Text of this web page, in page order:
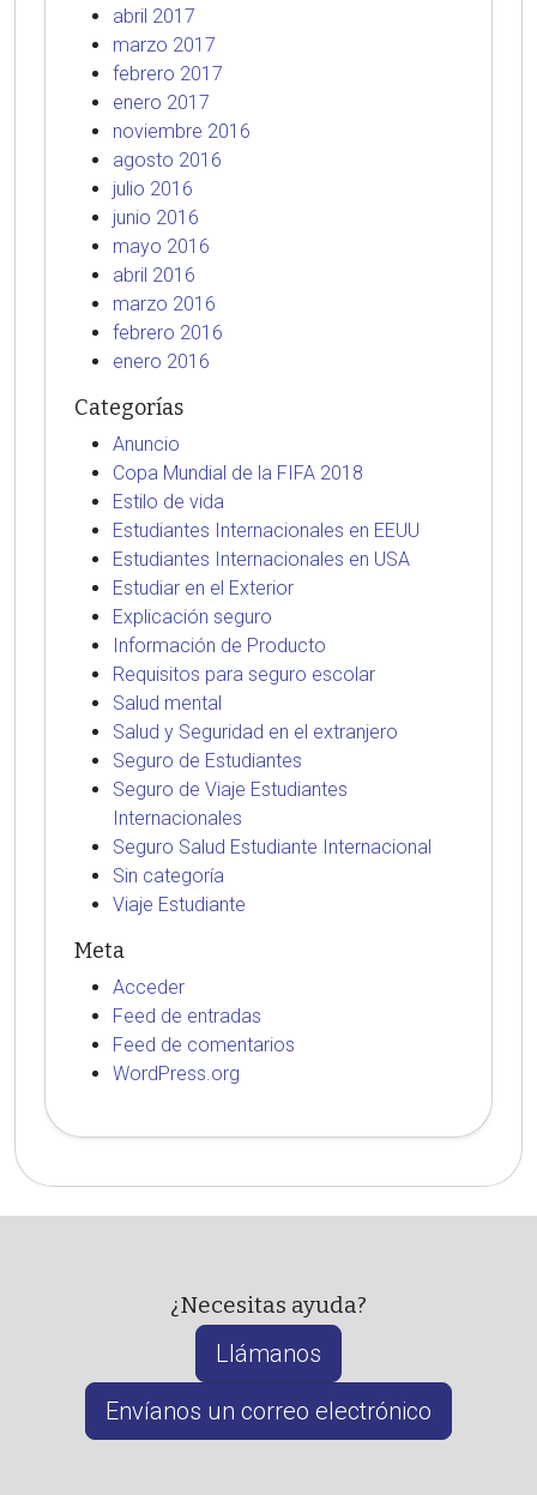
abril 2017
marzo 2017
febrero 2017
enero 2017
noviembre 2016
agosto 2016
julio 2016
junio 2016
mayo 2016
abril 2016
marzo 2016
febrero 2016
enero 2016
Categorías
Anuncio
Copa Mundial de la FIFA 2018
Estilo de vida
Estudiantes Internacionales en EEUU
Estudiantes Internacionales en USA
Estudiar en el Exterior
Explicación seguro
Información de Producto
Requisitos para seguro escolar
Salud mental
Salud y Seguridad en el extranjero
Seguro de Estudiantes
Seguro de Viaje Estudiantes
Internacionales
Seguro Salud Estudiante Internacional
Sin categoría
Viaje Estudiante
Meta
Acceder
Feed de entradas
Feed de comentarios
WordPress.org
¿Necesitas ayuda?
Llámanos
Envíanos un correo electrónico